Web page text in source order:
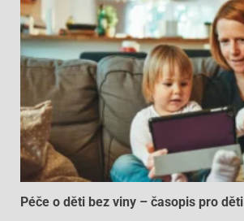
Péče o děti bez viny – časopis pro děti